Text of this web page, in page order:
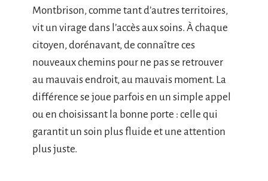
Montbrison, comme tant d’autres territoires,
vit un virage dans l’accès aux soins. À chaque
citoyen, dorénavant, de connaître ces
nouveaux chemins pour ne pas se retrouver
au mauvais endroit, au mauvais moment. La
différence se joue parfois en un simple appel
ou en choisissant la bonne porte : celle qui
garantit un soin plus fluide et une attention
plus juste.